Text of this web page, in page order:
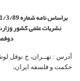
براساس نامه شماره 26953/11/3/89 در جلسة مورخ 31/6/89 کمیسیون
نشریات علمی کشور
حکمت و فلسفه ایران،‌